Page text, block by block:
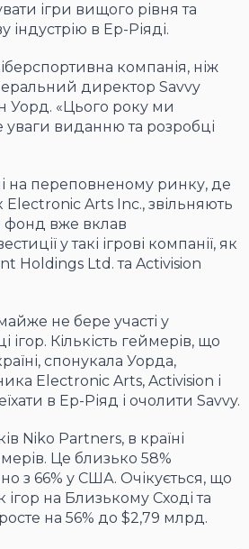
ігри вищого рівня та
індустрію в Ер-Ріяді.
компанія, ніж
директор Savvy
Уорд. «Цього року ми
уваги виданню та розробці
на переповненому ринку, де
Electronic Arts Inc., звільняють
фонд вже вклав
у такі ігрові компанії, як
Holdings Ltd. та Activision
не бере участі у
ігор. Кількість геймерів, що
спонукала Уорда,
Electronic Arts, Activision і
в Ер-Ріяд і очолити Savvy.
Niko Partners, в країні
Це близько 58%
з 66% у США. Очікується, що
на Близькому Сході та
на 56% до $2,79 млрд.